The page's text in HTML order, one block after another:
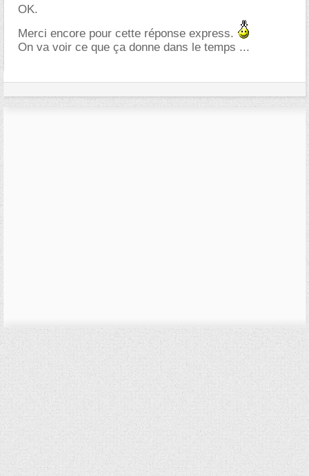
OK.
Merci encore pour cette réponse express.
On va voir ce que ça donne dans le temps ...